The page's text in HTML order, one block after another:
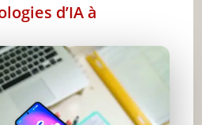
d’IA à